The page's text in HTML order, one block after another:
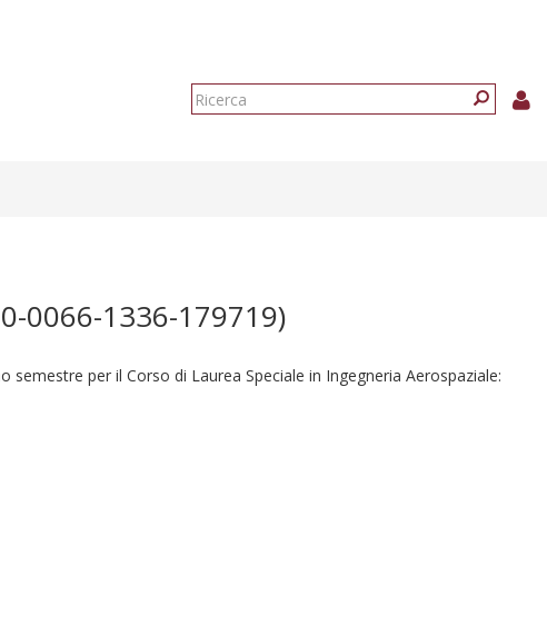
Form
0066-1336-179719)
per il Corso di Laurea Speciale in Ingegneria Aerospaziale: